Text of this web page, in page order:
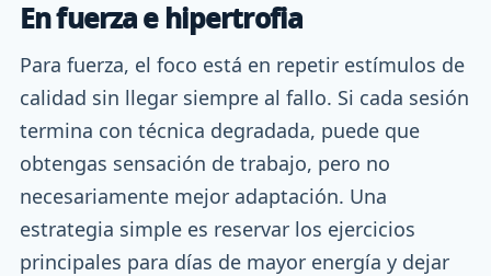
En fuerza e hipertrofia
Para fuerza, el foco está en repetir estímulos de
calidad sin llegar siempre al fallo. Si cada sesión
termina con técnica degradada, puede que
obtengas sensación de trabajo, pero no
necesariamente mejor adaptación. Una
estrategia simple es reservar los ejercicios
principales para días de mayor energía y dejar